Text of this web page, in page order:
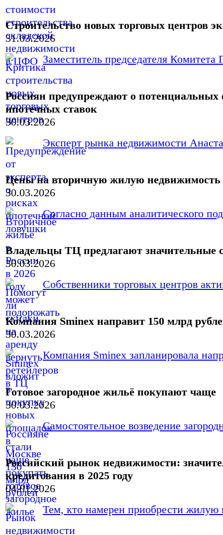
Строительство новых торговых центров
31.03.2026
Заместитель председателя Комитета
Россиян предупреждают о
ипотечных ставок
30.03.2026
Эксперт рынка недвижимости
Цены на вторичную жилую недвижимость
30.03.2026
Согласно данным аналитического
Владельцы ТЦ предлагают значительные
30.03.2026
Собственники торговых центров
Компания Sminex направит 150 млрд
30.03.2026
Компания Sminex запланировала
Готовое загородное жильё покупают чаще
30.03.2026
Самостоятельное возведение
Российский рынок недвижимости:
кредитования в 2025 году
04.01.2026
Тем, кто намерен приобрести жилую